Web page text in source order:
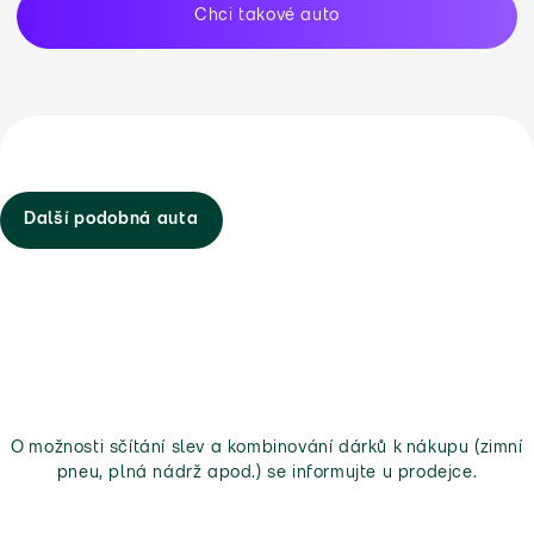
Chci takové auto
Další podobná auta
O možnosti sčítání slev a kombinování dárků k nákupu (zimní
pneu, plná nádrž apod.) se informujte u prodejce.